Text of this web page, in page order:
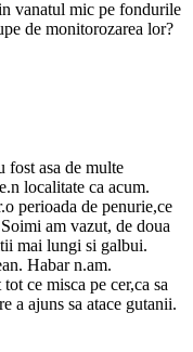
vanatul mic pe fondurile
de monitorozarea lor?
fost asa de multe
localitate ca acum.
perioada de penurie,ce
am vazut, de doua
mai lungi si galbui.
Habar n.am.
ce misca pe cer,ca sa
a ajuns sa atace gutanii.